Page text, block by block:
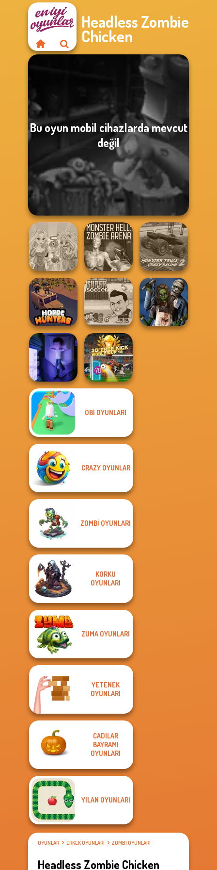
Headless Zombie
Chicken
Bu oyun mobil cihazlarda mevcut
değil
Rapunzel
Zombie Curse
Monster Hell:
Zombie Arena
Monster Truck
Crazy Racing 2
Horde Hunters
Super Soccer
Noggins
Cursed Dreams
3D Free Kick
OBI OYUNLARI
CRAZY OYUNLAR
ZOMBI OYUNLARI
KORKU
OYUNLARI
ZUMA OYUNLARI
YETENEK
OYUNLARI
CADILAR
BAYRAMI
OYUNLARI
YILAN OYUNLARI
OYUNLAR ERKEK OYUNLARI ZOMBI OYUNLARI
Headless Zombie Chicken